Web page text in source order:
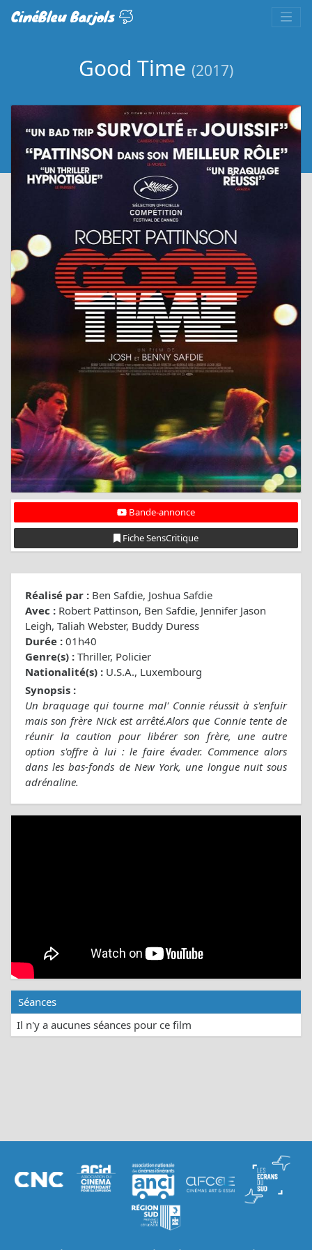
CinéBleu Barjols
Good Time (2017)
Bande-annonce
Fiche SensCritique
Réalisé par : Ben Safdie, Joshua Safdie
Avec : Robert Pattinson, Ben Safdie, Jennifer Jason
Leigh, Taliah Webster, Buddy Duress
Durée : 01h40
Genre(s) : Thriller, Policier
Nationalité(s) : U.S.A., Luxembourg
Synopsis :
Un braquage qui tourne mal' Connie réussit à s'enfuir
mais son frère Nick est arrêté.Alors que Connie tente de
réunir la caution pour libérer son frère, une autre
option s'offre à lui : le faire évader. Commence alors
dans les bas-fonds de New York, une longue nuit sous
adrénaline.
Séances
Il n'y a aucunes séances pour ce film